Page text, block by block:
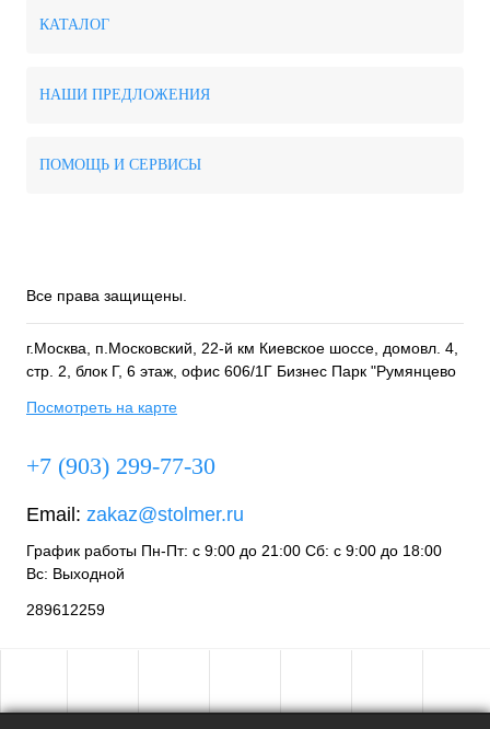
КАТАЛОГ
НАШИ ПРЕДЛОЖЕНИЯ
ПОМОЩЬ И СЕРВИСЫ
Все права защищены.
г.Москва, п.Московский, 22-й км Киевское шоссе, домовл. 4,
стр. 2, блок Г, 6 этаж, офис 606/1Г Бизнес Парк "Румянцево
Посмотреть на карте
+7 (903) 299-77-30
Email: zakaz@stolmer.ru
График работы Пн-Пт: с 9:00 до 21:00 Сб: с 9:00 до 18:00
Вс: Выходной
289612259